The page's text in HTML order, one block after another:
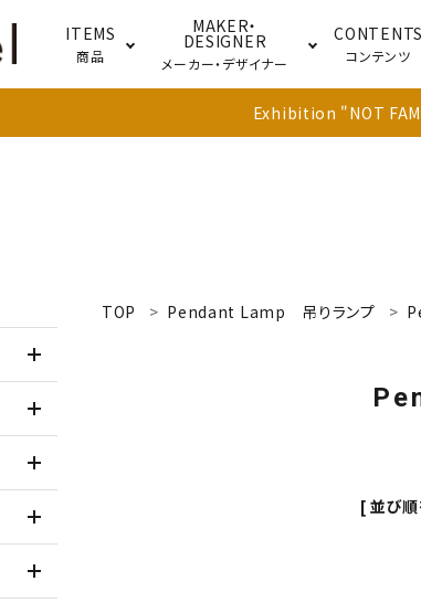
ITEMS
商品
MAKER・
DESIGNER
メーカー・デザイナー
CONTENTS
コンテンツ
Exhibition "NOT
TOP Pendant Lamp 吊りランプ
[ 並び